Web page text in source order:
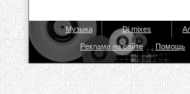
Музыка Dj mixes
Реклама на сайте Помощь